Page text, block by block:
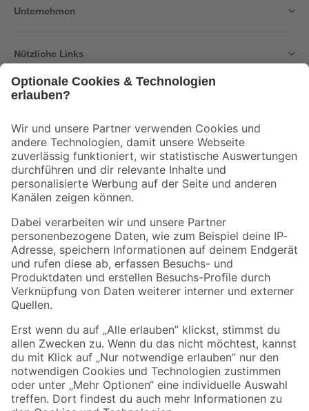
Unternehmen
Nützliche Links
Der toom Newsletter: Keine Angebote und Aktionen mehr verpassen!
Zur Newsletter Anmeldung
Folge uns
Zahlungsarten Versandarten
Sicher einkaufen
Jetzt die toom-App herunterladen